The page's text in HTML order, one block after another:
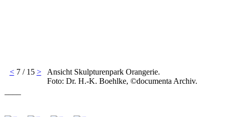
<7 / 15 >
Ansicht Skulpturenpark Orangerie.
Foto: Dr. H.-K. Boehlke, ©documenta Archiv.